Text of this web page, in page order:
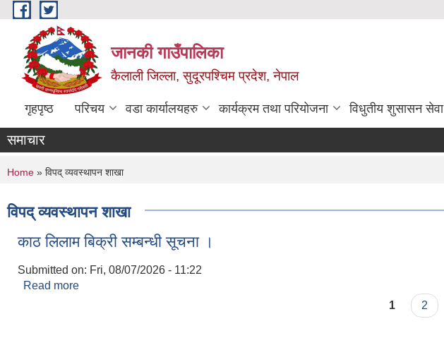
Skip to main content
जानकी गाउँपालिका
कैलाली जिल्ला, सुदूरपश्चिम प्रदेश, नेपाल
गृहपृष्ठ परिचय वडा कार्यालयहरु कार्यक्रम तथा परियोजना विधुतीय शुसासन सेवा
समाचार
You are here
Home » विपद् व्यवस्थापन शाखा
विपद् व्यवस्थापन शाखा
काठ लिलाम बिक्री सम्बन्धी सूचना ।
Submitted on: Fri, 08/07/2026 - 11:22
Read more
1 2